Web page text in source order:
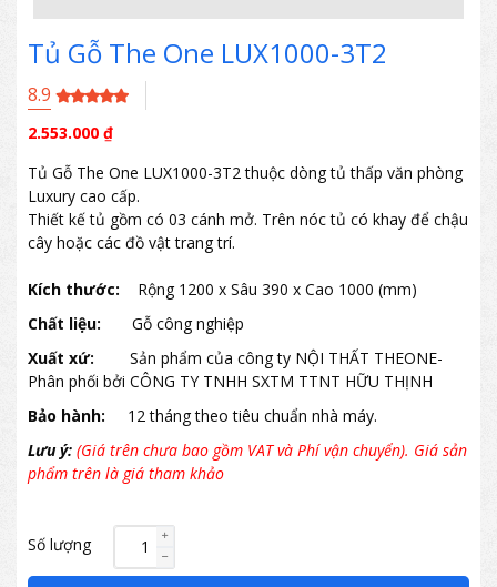
Tủ Gỗ The One LUX1000-3T2
8.9
2.553.000 ₫
Tủ Gỗ The One LUX1000-3T2 thuộc dòng tủ thấp văn phòng
Luxury cao cấp.
Thiết kế tủ gồm có 03 cánh mở. Trên nóc tủ có khay để chậu
cây hoặc các đồ vật trang trí.
Kích thước: Rộng 1200 x Sâu 390 x Cao 1000 (mm)
Chất liệu:
Gỗ công nghiệp
Xuất xứ:
Sản phẩm của công ty NỘI THẤT THEONE-
Phân phối bởi CÔNG TY TNHH SXTM TTNT HỮU THỊNH
Bảo hành:
12 tháng theo tiêu chuẩn nhà máy.
Lưu ý: (Giá trên chưa bao gồm VAT và Phí vận chuyển). Giá sản
phẩm trên là giá tham khảo
Số lượng